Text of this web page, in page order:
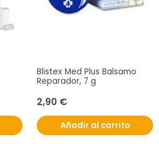
Blistex Med Plus Balsamo
Reparador, 7 g
2,90 €
Añadir al carrito